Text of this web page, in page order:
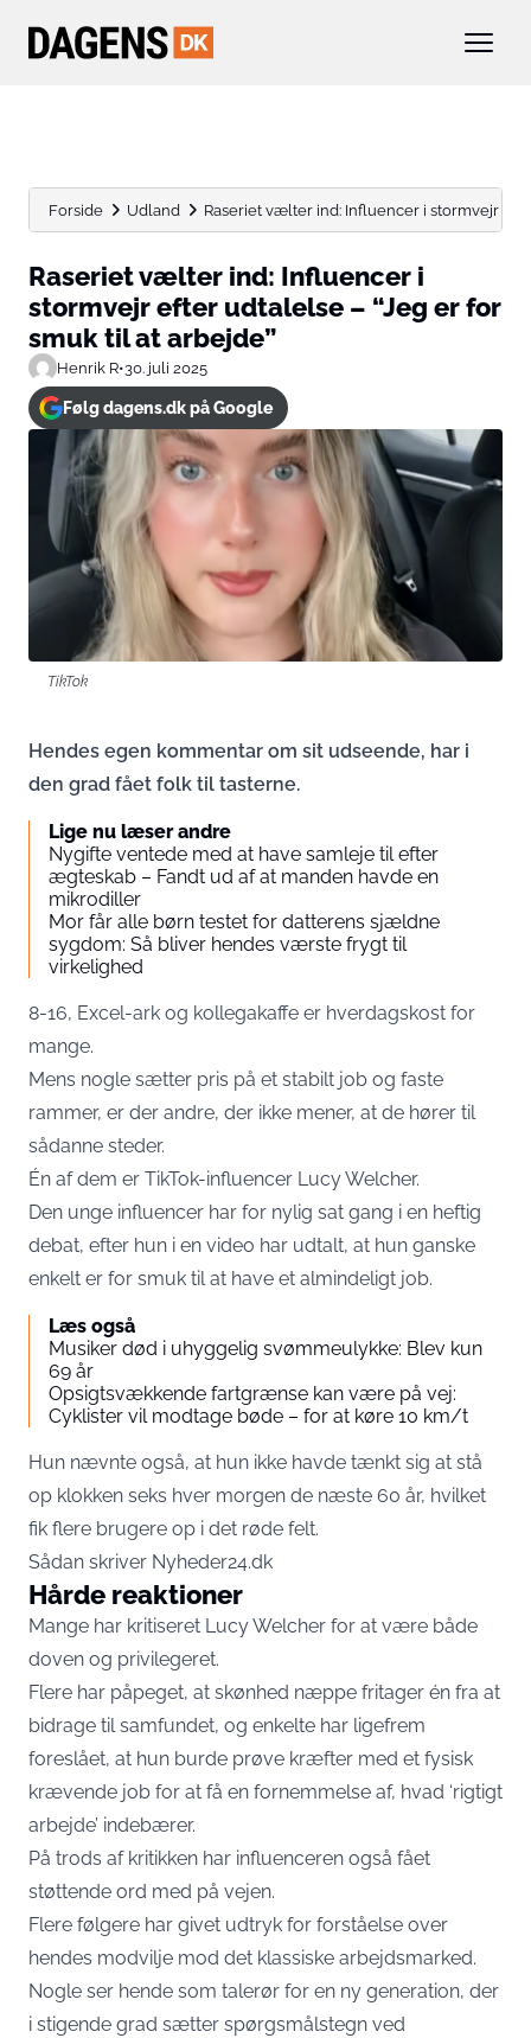
Forside Udland Raseriet vælter ind: Influencer i stormvejr
Raseriet vælter ind: Influencer i
stormvejr efter udtalelse – “Jeg er for
smuk til at arbejde”
Henrik R•30. juli 2025
Følg dagens.dk på Google
TikTok
Hendes egen kommentar om sit udseende, har i
den grad fået folk til tasterne.
Lige nu læser andre
Nygifte ventede med at have samleje til efter
ægteskab – Fandt ud af at manden havde en
mikrodiller
Mor får alle børn testet for datterens sjældne
sygdom: Så bliver hendes værste frygt til
virkelighed
8-16, Excel-ark og kollegakaffe er hverdagskost for
mange.
Mens nogle sætter pris på et stabilt job og faste
rammer, er der andre, der ikke mener, at de hører til
sådanne steder.
Én af dem er TikTok-influencer Lucy Welcher.
Den unge influencer har for nylig sat gang i en heftig
debat, efter hun i en video har udtalt, at hun ganske
enkelt er for smuk til at have et almindeligt job.
Læs også
Musiker død i uhyggelig svømmeulykke: Blev kun
69 år
Opsigtsvækkende fartgrænse kan være på vej:
Cyklister vil modtage bøde – for at køre 10 km/t
Hun nævnte også, at hun ikke havde tænkt sig at stå
op klokken seks hver morgen de næste 60 år, hvilket
fik flere brugere op i det røde felt.
Sådan skriver Nyheder24.dk
Hårde reaktioner
Mange har kritiseret Lucy Welcher for at være både
doven og privilegeret.
Flere har påpeget, at skønhed næppe fritager én fra at
bidrage til samfundet, og enkelte har ligefrem
foreslået, at hun burde prøve kræfter med et fysisk
krævende job for at få en fornemmelse af, hvad ‘rigtigt
arbejde’ indebærer.
På trods af kritikken har influenceren også fået
støttende ord med på vejen.
Flere følgere har givet udtryk for forståelse over
hendes modvilje mod det klassiske arbejdsmarked.
Nogle ser hende som talerør for en ny generation, der
i stigende grad sætter spørgsmålstegn ved